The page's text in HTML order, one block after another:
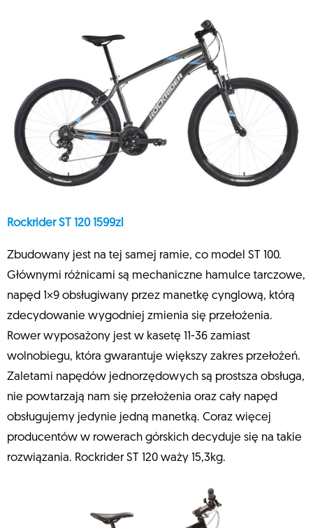
Rockrider ST 120 1599zl
Zbudowany jest na tej samej ramie, co model ST 100.
Głównymi różnicami są mechaniczne hamulce tarczowe,
napęd 1×9 obsługiwany przez manetkę cynglową, którą
zdecydowanie wygodniej zmienia się przełożenia.
Rower wyposażony jest w kasetę 11-36 zamiast
wolnobiegu, która gwarantuje większy zakres przełożeń.
Zaletami napędów jednorzędowych są prostsza obsługa,
nie powtarzają nam się przełożenia oraz cały napęd
obsługujemy jedynie jedną manetką. Coraz więcej
producentów w rowerach górskich decyduje się na takie
rozwiązania. Rockrider ST 120 waży 15,3kg.